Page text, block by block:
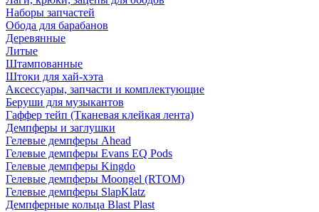
Наборы запчастей
Обода для барабанов
Деревянные
Литые
Штампованные
Штоки для хай-хэта
Аксессуары, запчасти и комплектующие
Беруши для музыкантов
Гаффер тейп (Тканевая клейкая лента)
Демпферы и заглушки
Гелевые демпферы Ahead
Гелевые демпферы Evans EQ Pods
Гелевые демпферы Kingdo
Гелевые демпферы Moongel (RTOM)
Гелевые демпферы SlapKlatz
Демпферные кольца Blast Plast